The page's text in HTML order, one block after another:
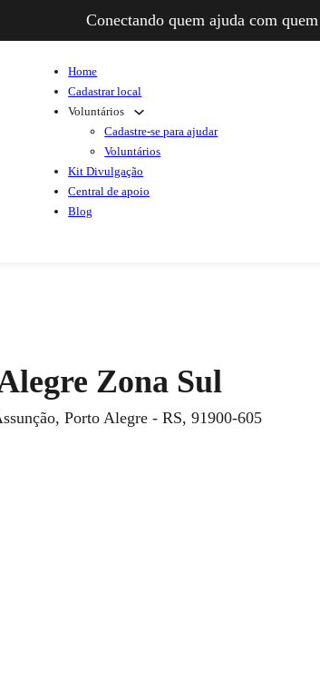
Conectando quem ajuda com
Home
Cadastrar local
Voluntários
Cadastre-se para ajudar
Voluntários
Kit Divulgação
Central de apoio
Blog
Zona Sul
Porto Alegre - RS, 91900-605